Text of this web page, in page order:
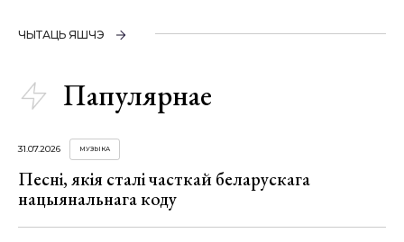
ЧЫТАЦЬ ЯШЧЭ
Папулярнае
31.07.2026 МУЗЫКА
Песні, якія сталі часткай беларускага
нацыянальнага коду